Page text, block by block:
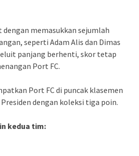
memasukkan sejumlah
seperti Adam Alis dan Dimas
panjang berhenti, skor tetap
Port FC.
Port FC di puncak klasemen
dengan koleksi tiga poin.
kedua tim: